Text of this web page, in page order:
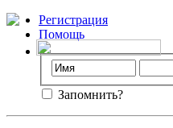
Регистрация
Помощь
Запомнить?